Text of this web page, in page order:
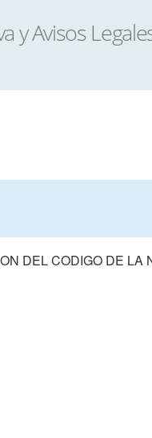
DEL CODIGO DE